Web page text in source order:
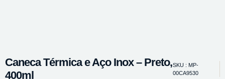
Caneca Térmica e Aço Inox – Preto,
400ml
SKU : MP-
00CA9530